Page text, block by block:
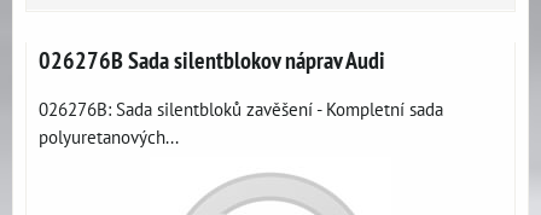
026276B Sada silentblokov náprav Audi
026276B: Sada silentbloků zavěšení - Kompletní sada
polyuretanových...